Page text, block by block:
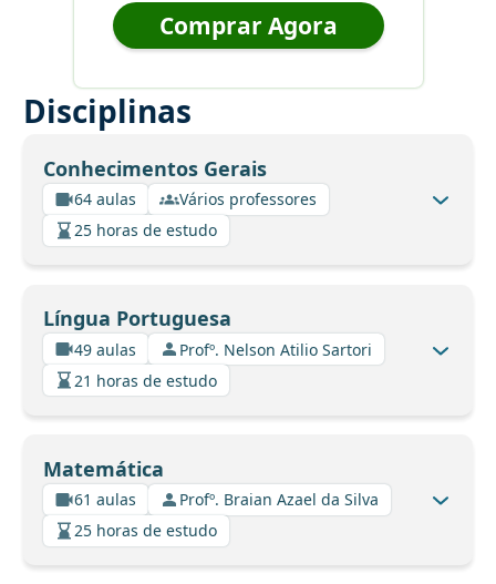
Comprar Agora
Disciplinas
Conhecimentos Gerais
64 aulas
Vários professores
25 horas de estudo
Língua Portuguesa
49 aulas
Profº. Nelson Atilio Sartori
21 horas de estudo
Matemática
61 aulas
Profº. Braian Azael da Silva
25 horas de estudo